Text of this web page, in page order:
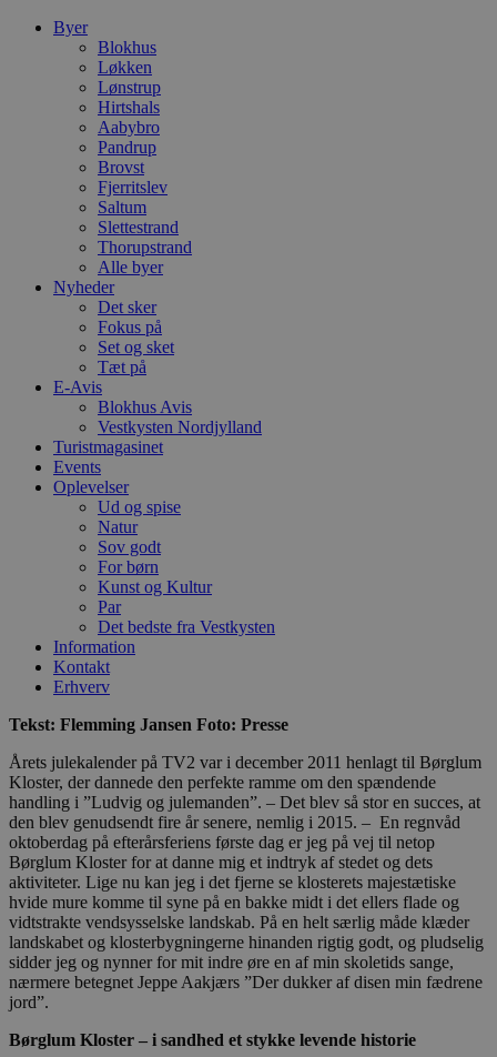
Byer
Blokhus
Løkken
Lønstrup
Hirtshals
Aabybro
Pandrup
Brovst
Fjerritslev
Saltum
Slettestrand
Thorupstrand
Alle byer
Nyheder
Det sker
Fokus på
Set og sket
Tæt på
E-Avis
Blokhus Avis
Vestkysten Nordjylland
Turistmagasinet
Events
Oplevelser
Ud og spise
Natur
Sov godt
For børn
Kunst og Kultur
Par
Det bedste fra Vestkysten
Information
Kontakt
Erhverv
Tekst: Flemming Jansen Foto: Presse
Årets julekalender på TV2 var i december 2011 henlagt til Børglum
Kloster, der dannede den perfekte ramme om den spændende
handling i ”Ludvig og julemanden”. – Det blev så stor en succes, at
den blev genudsendt fire år senere, nemlig i 2015. – En regnvåd
oktoberdag på efterårsferiens første dag er jeg på vej til netop
Børglum Kloster for at danne mig et indtryk af stedet og dets
aktiviteter. Lige nu kan jeg i det fjerne se klosterets majestætiske
hvide mure komme til syne på en bakke midt i det ellers flade og
vidtstrakte vendsysselske landskab. På en helt særlig måde klæder
landskabet og klosterbygningerne hinanden rigtig godt, og pludselig
sidder jeg og nynner for mit indre øre en af min skoletids sange,
nærmere betegnet Jeppe Aakjærs ”Der dukker af disen min fædrene
jord”.
Børglum Kloster – i sandhed et stykke levende historie